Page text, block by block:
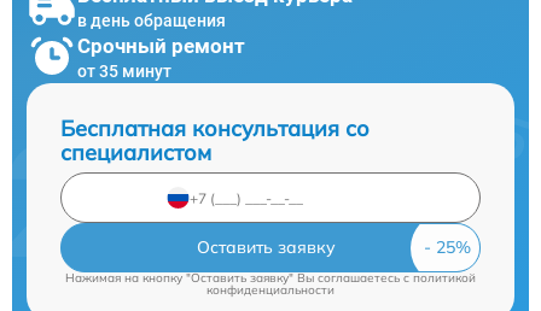
в день обращения
Срочный ремонт
от 35 минут
Бесплатная консультация со
специалистом
Оставить заявку
Нажимая на кнопку "Оставить заявку" Вы соглашаетесь cполитикой
конфиденциальности